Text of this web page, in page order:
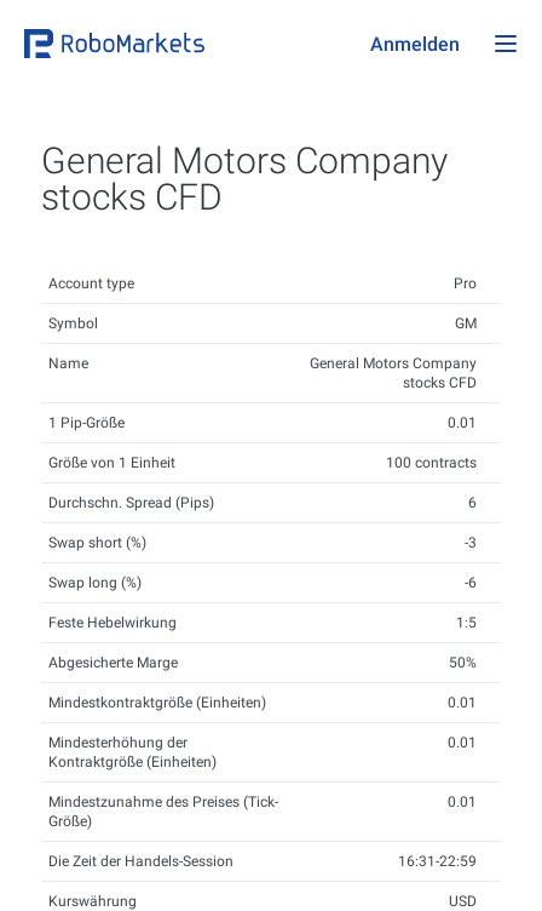
Anmelden
General Motors Company
stocks CFD
Account type Pro
Symbol GM
Name
General Motors Company
stocks CFD
1 Pip-Größe 0.01
Größe von 1 Einheit 100 contracts
Durchschn. Spread (Pips) 6
Swap short (%) -3
Swap long (%) -6
Feste Hebelwirkung 1:5
Abgesicherte Marge 50%
Mindestkontraktgröße (Einheiten) 0.01
Mindesterhöhung der
Kontraktgröße (Einheiten)
0.01
Mindestzunahme des Preises (Tick-
Größe)
0.01
Die Zeit der Handels-Session 16:31-22:59
Kurswährung USD